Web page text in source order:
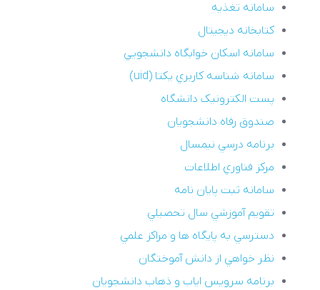
سامانه تغذيه
کتابخانه ديجيتال
سامانه اسکان خوابگاه دانشجويي
سامانه شناسه کاربري يکتا (uid)
پست الکترونيک دانشگاه
صندوق رفاه دانشجويان
برنامه درسي نيمسال
مرکز فناوري اطلاعات
سامانه ثبت پايان نامه
تقويم آموزشي سال تحصيلي
دسترسي به پايگاه ها و مراکز علمي
نظر خواهي از دانش آموختگان
برنامه سرويس اياب و ذهاب دانشجويان